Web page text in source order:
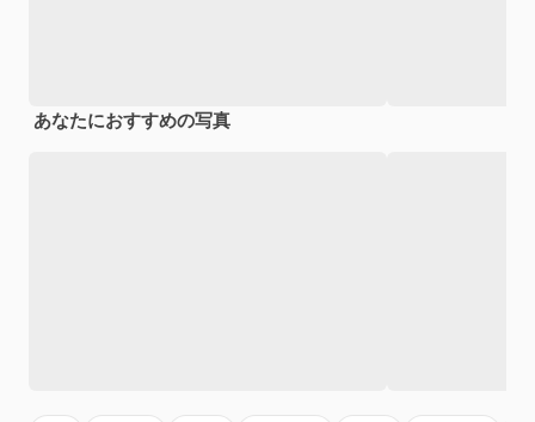
あなたにおすすめの写真